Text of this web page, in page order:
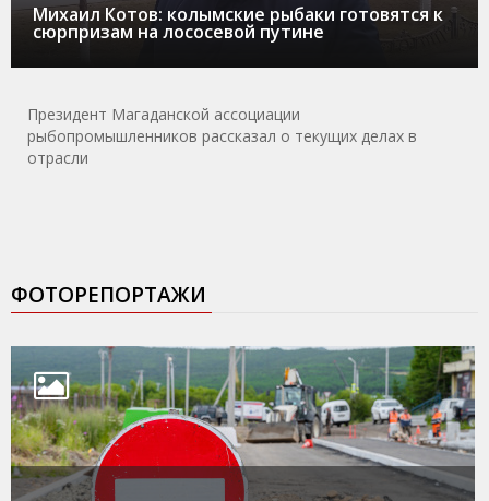
Михаил Котов: колымские рыбаки готовятся к
сюрпризам на лососевой путине
Президент Магаданской ассоциации
рыбопромышленников рассказал о текущих делах в
отрасли
ФОТОРЕПОРТАЖИ